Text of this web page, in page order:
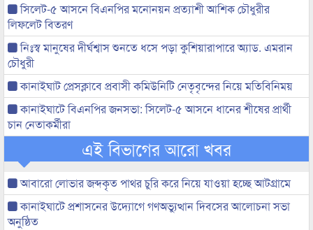
সিলেট-৫ আসনে বিএনপির মনোনয়ন প্রত্যাশী আশিক চৌধুরীর
লিফলেট বিতরণ
নিঃস্ব মানুষের দীর্ঘশ্বাস শুনতে ধসে পড়া কুশিয়ারাপারে অ্যাড. এমরান
চৌধুরী
কানাইঘাট প্রেসক্লাবে প্রবাসী কমিউনিটি নেতৃবৃন্দের নিয়ে মতিবিনিময়
কানাইঘাটে বিএনপির জনসভা: সিলেট-৫ আসনে ধানের শীষের প্রার্থী
চান নেতাকর্মীরা
এই বিভাগের আরো খবর
আবারো লোভার জব্দকৃত পাথর চুরি করে নিয়ে যাওয়া হচ্ছে আটগ্রামে
কানাইঘাটে প্রশাসনের উদ্যোগে গণঅভ্যুত্থান দিবসের আলোচনা সভা
অনুষ্ঠিত